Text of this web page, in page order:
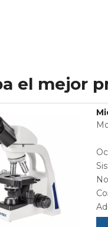
el mejor